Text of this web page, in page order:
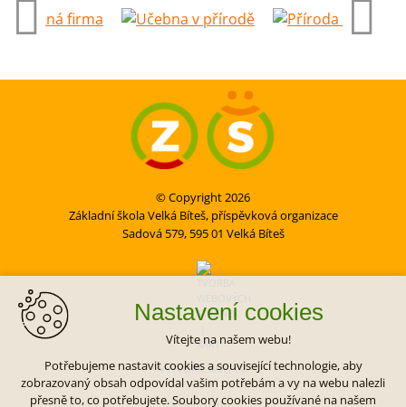
© Copyright 2026
Základní škola Velká Bíteš, příspěvková organizace
Sadová 579, 595 01 Velká Bíteš
VYTVOŘIL XART.CZ
Nastavení cookies
Vítejte na našem webu!
Potřebujeme nastavit cookies a související technologie, aby
zobrazovaný obsah odpovídal vašim potřebám a vy na webu nalezli
přesně to, co potřebujete. Soubory cookies používané na našem